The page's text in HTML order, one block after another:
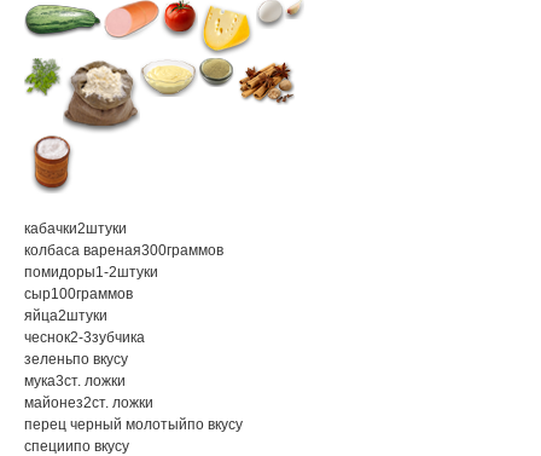
кабачки2штуки
колбаса вареная300граммов
помидоры1-2штуки
сыр100граммов
яйца2штуки
чеснок2-3зубчика
зеленьпо вкусу
мука3ст. ложки
майонез2ст. ложки
перец черный молотыйпо вкусу
специипо вкусу